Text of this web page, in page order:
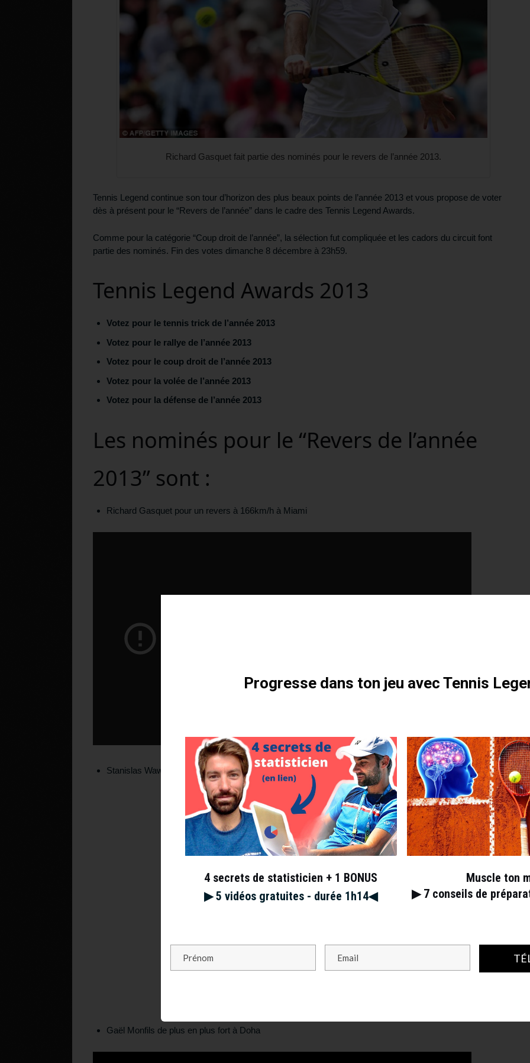
Richard Gasquet fait partie des nominés pour le revers de l’année 2013.
Tennis Legend continue son tour d’horizon des plus beaux points de l’année 2013 et vous propose de voter
dès à présent pour le “Revers de l’année” dans le cadre des Tennis Legend Awards.
Comme pour la catégorie “Coup droit de l’année”, la sélection fut compliquée et les cadors du circuit font
partie des nominés. Fin des votes dimanche 8 décembre à 23h59.
Tennis Legend Awards 2013
Votez pour le tennis trick de l’année 2013
Votez pour le rallye de l’année 2013
Votez pour le coup droit de l’année 2013
Votez pour la volée de l’année 2013
Votez pour la défense de l’année 2013
Les nominés pour le “Revers de l’année
2013” sont :
Richard Gasquet pour un revers à 166km/h à Miami
Stanislas Wawrinka pour un revers de fou à l’Open d’Australie
Gaël Monfils de plus en plus fort à Doha
Progresse dans ton jeu avec Tennis
4 secrets de statisticien + 1 BONUS
▶︎ 5 vidéos gratuites - durée 1h14◀︎
Muscle ton
▶︎ 7 conseils de